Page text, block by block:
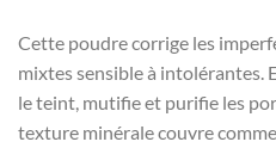
Cette poudre corrige les
mixtes sensible à intolérantes.
le teint, mutifie et purifie les
texture minérale couvre